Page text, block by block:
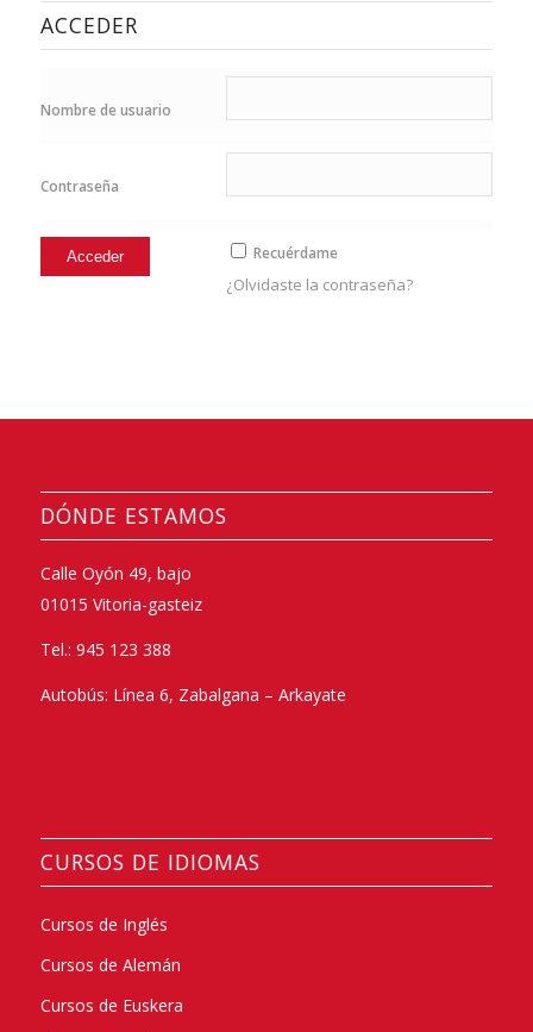
ACCEDER
Nombre de usuario
Contraseña
Recuérdame
¿Olvidaste la contraseña?
DÓNDE ESTAMOS
Calle Oyón 49, bajo
01015 Vitoria-gasteiz
Tel.: 945 123 388
Autobús: Línea 6, Zabalgana – Arkayate
CURSOS DE IDIOMAS
Cursos de Inglés
Cursos de Alemán
Cursos de Euskera